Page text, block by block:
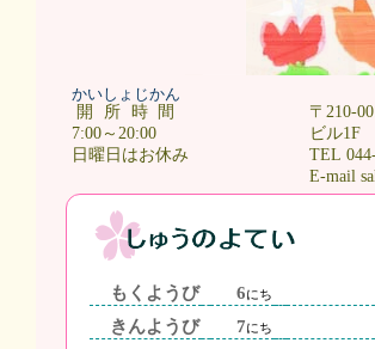
開所時間
かいしょじかん
7:00～20:00
日曜日はお休み
〒210-
ビル1F
TEL
E-mail
もくようび 6にち
きんようび 7にち